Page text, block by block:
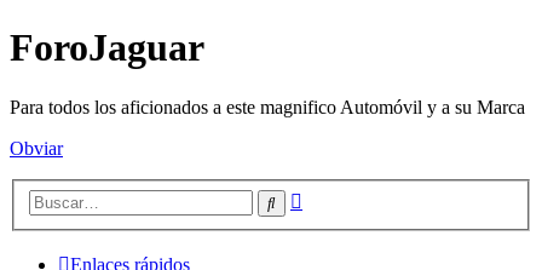
ForoJaguar
Para todos los aficionados a este magnifico Automóvil y a su Marca
Obviar
Buscar
Enlaces rápidos